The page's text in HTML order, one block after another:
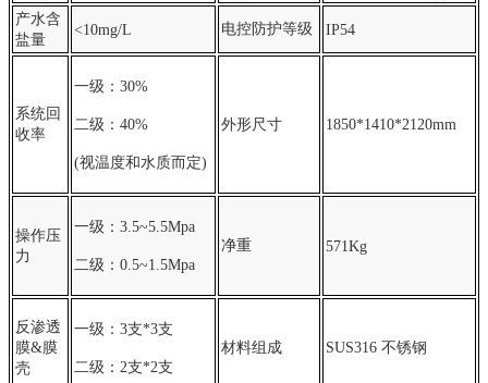
产水含
盐量
<10mg/L 电控防护等级 IP54
系统回
收率
一级：30%
二级：40%
(视温度和水质而定)
外形尺寸 1850*1410*2120mm
操作压
力
一级：3.5~5.5Mpa
二级：0.5~1.5Mpa
净重 571Kg
反渗透
膜&膜
壳
一级：3支*3支
二级：2支*2支
材料组成 SUS316 不锈钢